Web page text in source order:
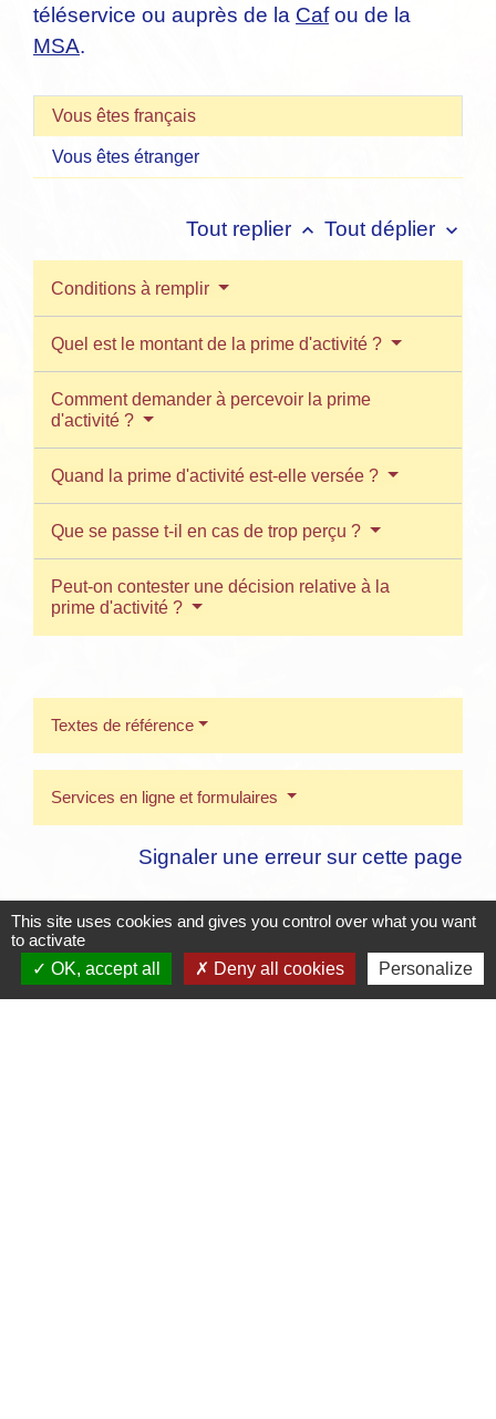
téléservice ou auprès de la Cafou de la
MSA.
Vous êtes français
Vous êtes étranger
Tout replier keyboard_arrow_up Tout déplier keyboard_arrow_down
Conditions à remplir
Quel est le montant de la prime d'activité ?
Comment demander à percevoir la prime
d'activité ?
Quand la prime d'activité est-elle versée ?
Que se passe t-il en cas de trop perçu ?
Peut-on contester une décision relative à la
prime d'activité ?
Textes de référence
Services en ligne et formulaires
Signaler une erreur sur cette page
Contacts
This site uses cookies and gives you control over what you want
to activate
OK, accept all
Deny all cookies Personalize